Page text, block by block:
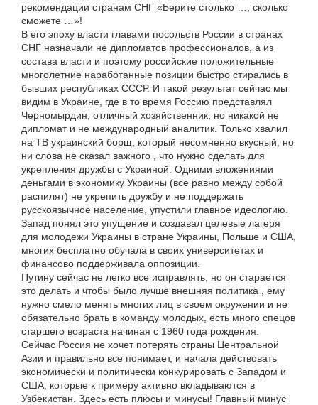
рекомендации странам СНГ «Берите столько …, сколько
сможете …»!
В его эпоху власти главами посольств России в странах
СНГ назначали не дипломатов профессионалов, а из
состава власти и поэтому российские положительные
многолетние наработанные позиции быстро стирались в
бывших республиках СССР. И такой результат сейчас мы
видим в Украине, где в то время Россию представлял
Черномырдин, отличный хозяйственник, но никакой не
дипломат и не международный аналитик. Только хвалил
на ТВ украинский борщ, который несомненно вкусный, но
ни слова не сказал важного , что нужно сделать для
укрепления дружбы с Украиной. Одними вложениями
деньгами в экономику Украины (все равно между собой
распилят) не укрепить дружбу и не поддержать
русскоязычное население, упустили главное идеологию.
Запад понял это упущение и создавал целевые лагеря
для молодежи Украины в стране Украины, Польше и США,
многих бесплатно обучала в своих университетах и
финансово поддерживала оппозиции.
Путину сейчас не легко все исправлять, но он старается
это делать и чтобы было лучше внешняя политика , ему
нужно смело менять многих лиц в своем окружении и не
обязательно брать в команду молодых, есть много спецов
старшего возраста начиная с 1960 года рождения.
Сейчас Россия не хочет потерять страны Центральной
Азии и правильно все понимает, и начала действовать
экономически и политически конкурировать с Западом и
США, которые к примеру активно вкладываются в
Узбекистан. Здесь есть плюсы и минусы! Главный минус